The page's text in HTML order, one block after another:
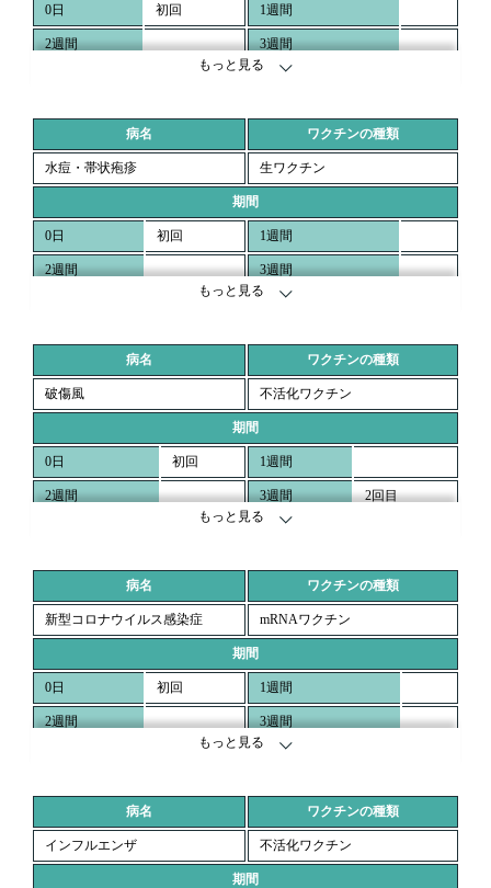
0日 初回 1週間
2週間 3週間
8週間
18ヶ月 24ヶ月
もっと見る
病名 ワクチンの種類
水痘・帯状疱疹 生ワクチン
期間
0日 初回 1週間
2週間 3週間
8週間
18ヶ月 24ヶ月
もっと見る
病名 ワクチンの種類
破傷風 不活化ワクチン
期間
0日 初回 1週間
2週間 3週間 2回目
8週間
3回目(2回終了後 1年～1年半)
もっと見る
病名 ワクチンの種類
新型コロナウイルス感染症 mRNAワクチン
期間
0日 初回 1週間
2週間 3週間
8週間
18ヶ月 24ヶ月
もっと見る
病名 ワクチンの種類
インフルエンザ 不活化ワクチン
期間